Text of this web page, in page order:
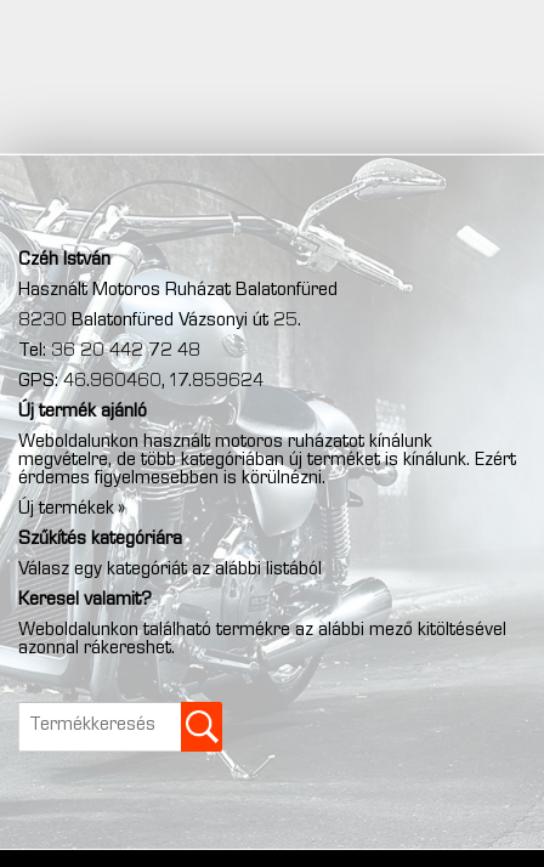
Czéh István
Használt Motoros Ruházat Balatonfüred
8230 Balatonfüred Vázsonyi út 25.
Tel: 36 20 442 72 48
GPS: 46.960460, 17.859624
Új termék ajánló
Weboldalunkon használt motoros ruházatot kínálunk
megvételre, de több kategóriában új terméket is kínálunk. Ezért
érdemes figyelmesebben is körülnézni.
Új termékek »
Szűkítés kategóriára
Válasz egy kategóriát az alábbi listából
Keresel valamit?
Weboldalunkon található termékre az alábbi mező kitöltésével
azonnal rákereshet.